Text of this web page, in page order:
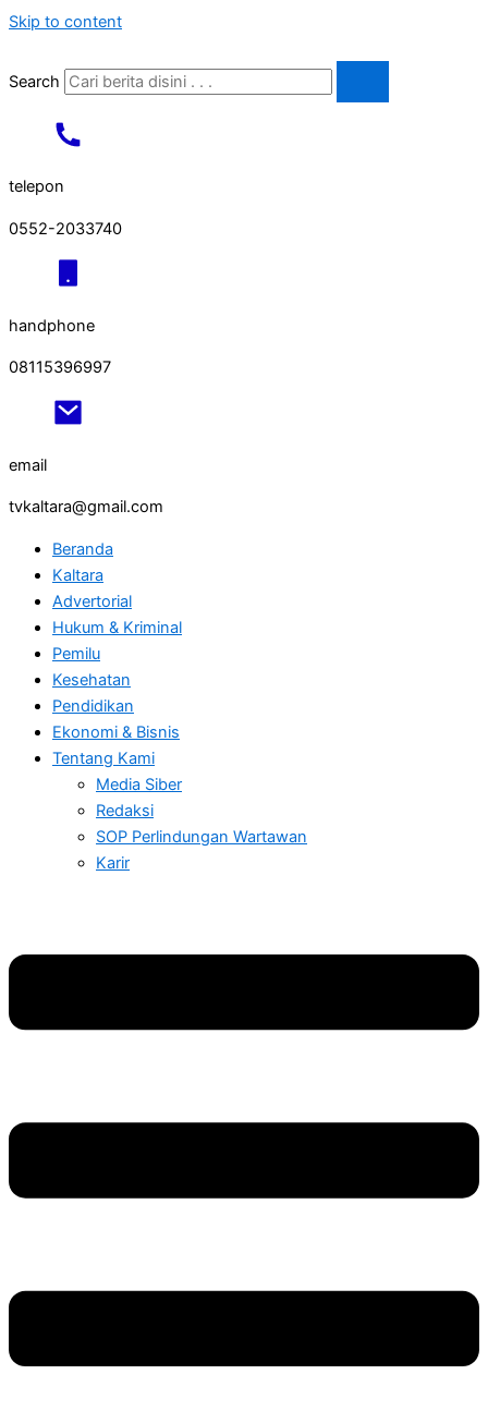
Skip to content
Search
telepon
0552-2033740
handphone
08115396997
email
tvkaltara@gmail.com
Beranda
Kaltara
Advertorial
Hukum & Kriminal
Pemilu
Kesehatan
Pendidikan
Ekonomi & Bisnis
Tentang Kami
Media Siber
Redaksi
SOP Perlindungan Wartawan
Karir